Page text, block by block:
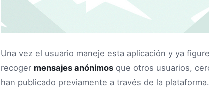
Una vez el usuario maneje esta aplicación y ya
recoger mensajes anónimos que otros usuarios,
han publicado previamente a través de la